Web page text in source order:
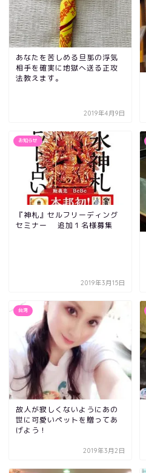
あなたを苦しめる旦那の浮気
相手を確実に地獄へ送る正攻
法教えます。
2019年4月9日
お知らせ
『神札』セルフリーディング
セミナー 追加１名様募集
2019年3月15日
台湾
故人が寂しくないようにあの
世に可愛いペットを贈ってあ
げよう！
2019年3月2日